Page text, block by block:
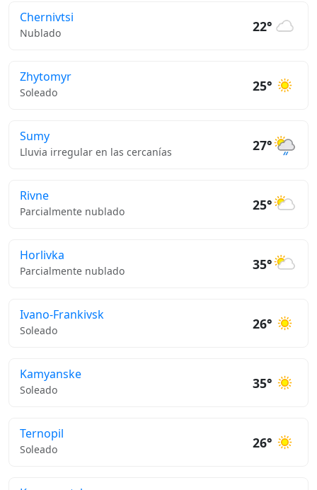
Chernivtsi
Nublado 22°
Zhytomyr
Soleado 25°
Sumy
Lluvia irregular en las cercanías 27°
Rivne
Parcialmente nublado 25°
Horlivka
Parcialmente nublado 35°
Ivano-Frankivsk
Soleado 26°
Kamyanske
Soleado 35°
Ternopil
Soleado 26°